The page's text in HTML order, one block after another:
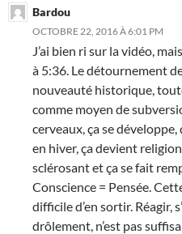
Bardou
OCTOBRE 22, 2016 À 6:01 PM
J’ai bien ri sur la vidéo,
à 5:36. Le détournement
nouveauté historique,
comme moyen de
cerveaux, ça se
en hiver, ça devient
sclérosant et ça se fait
Conscience = Pensée.
difficile d’en sortir. Réagir,
drôlement, n’est pas